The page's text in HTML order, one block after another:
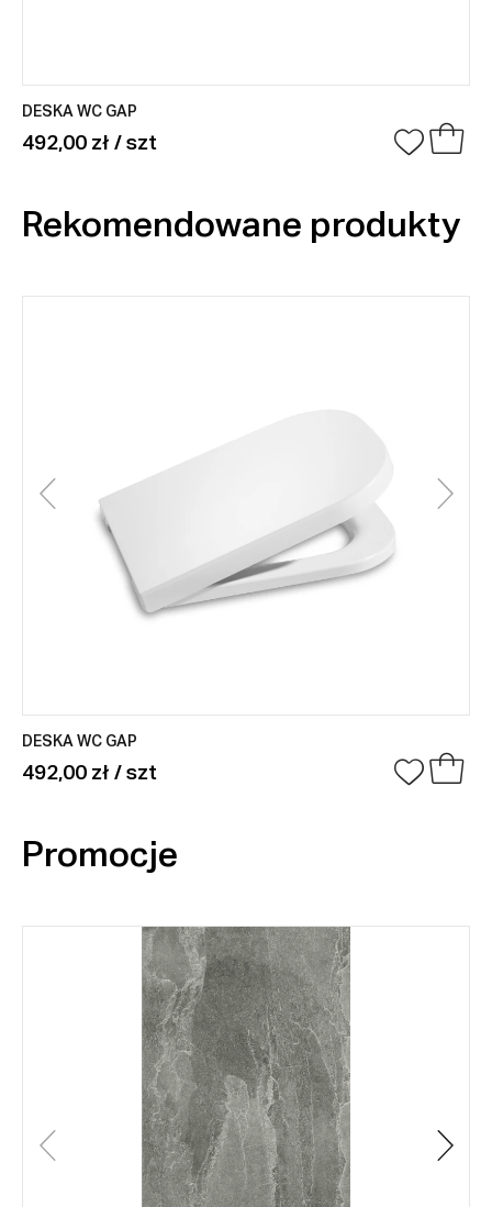
DESKA WC GAP
492,00 zł / szt
Rekomendowane produkty
DESKA WC GAP
492,00 zł / szt
Promocje